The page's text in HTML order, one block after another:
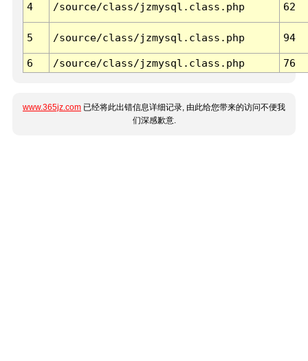
4 /source/class/jzmysql.class.php 62
5 /source/class/jzmysql.class.php 94
6 /source/class/jzmysql.class.php 76
www.365jz.com 已经将此出错信息详细记录, 由此给您带来的访问不便我
们深感歉意.